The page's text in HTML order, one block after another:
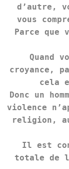
d’autre,
vous
Parce que
Quand
croyance,
cela
Donc un
violence
religion,
Il est
totale de